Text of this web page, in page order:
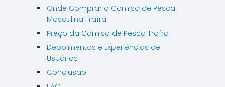
Onde Comprar a Camisa de Pesca
Masculina Traíra
Preço da Camisa de Pesca Traíra
Depoimentos e Experiências de
Usuários
Conclusão